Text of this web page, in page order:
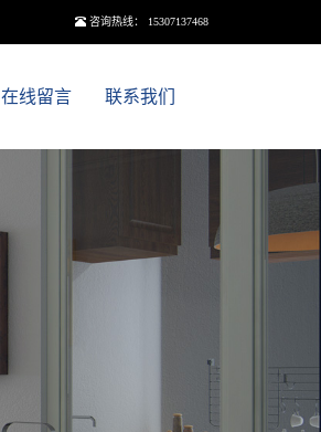
咨询热线： 15307137468
在线留言 联系我们